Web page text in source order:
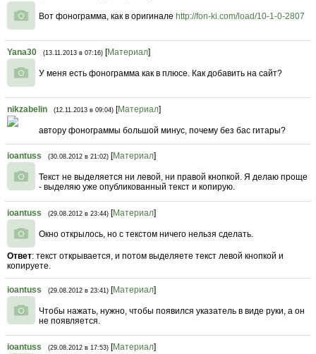
Вот фонограмма, как в оригинале http://fon-ki.com/load/10-1-0-2807
Yana30 (13.11.2013 в 07:16) [Материал]
У меня есть фонограмма как в плюсе. Как добавить на сайт?
nikzabelin (12.11.2013 в 09:04) [Материал]
автору фонограммы большой минус, почему без бас гитары?
ioantuss (30.08.2012 в 21:02) [Материал]
Текст не выделяется ни левой, ни правой кнопкой. Я делаю проще
- выделяю уже опубликованный текст и копирую.
ioantuss (29.08.2012 в 23:44) [Материал]
Окно открылось, но с текстом ничего нельзя сделать.
Ответ: текст открывается, и потом выделяете текст левой кнопкой и
копируете.
ioantuss (29.08.2012 в 23:41) [Материал]
Чтобы нажать, нужно, чтобы появился указатель в виде руки, а он
не появляется.
ioantuss (29.08.2012 в 17:53) [Материал]